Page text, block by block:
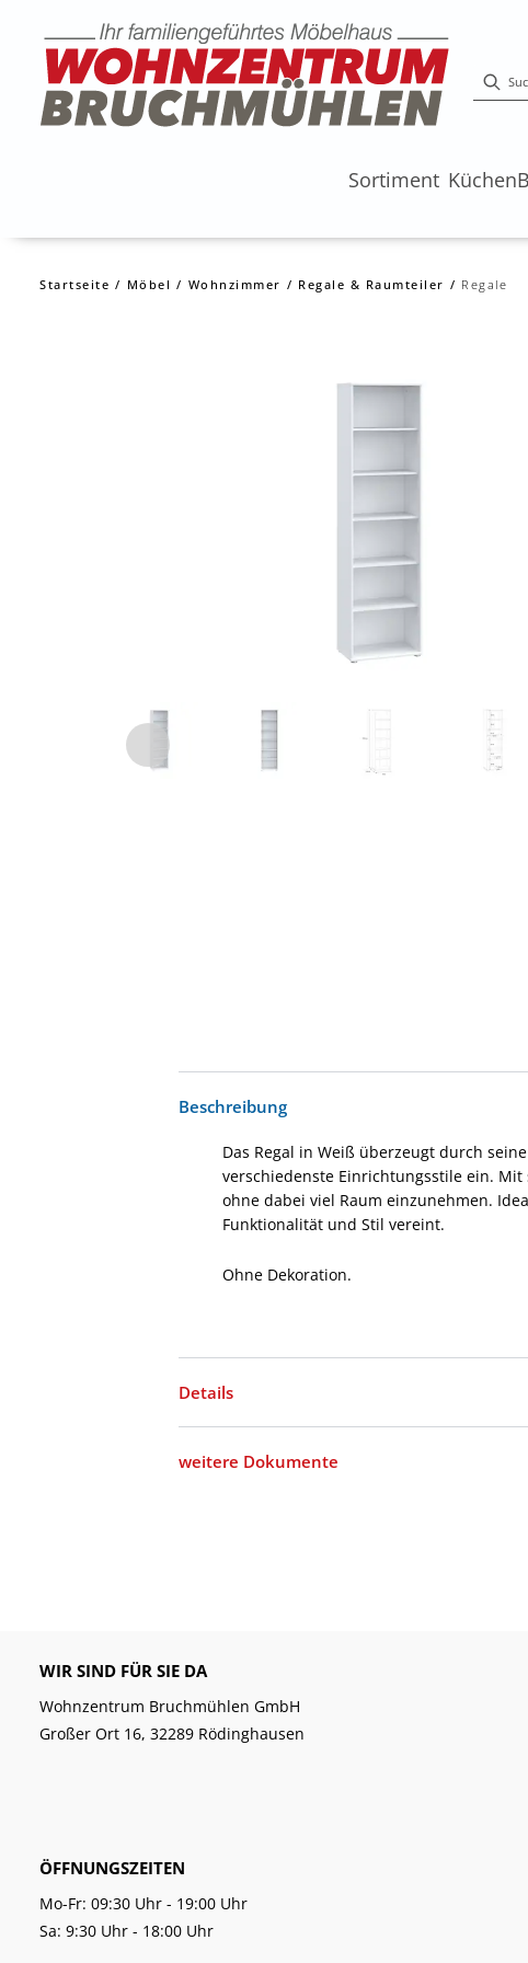
Sortiment Küchen
Startseite Möbel Wohnzimmer Regale & Raumteiler Regale
Beschreibung
Das Regal in Weiß überzeugt durch
verschiedenste Einrichtungsstile ein.
ohne dabei viel Raum einzunehmen.
Funktionalität und Stil vereint.
Ohne Dekoration.
Details
weitere Dokumente
WIR SIND FÜR SIE DA
Wohnzentrum Bruchmühlen GmbH
Großer Ort 16, 32289 Rödinghausen
ÖFFNUNGSZEITEN
Mo-Fr: 09:30 Uhr - 19:00 Uhr
Sa: 9:30 Uhr - 18:00 Uhr